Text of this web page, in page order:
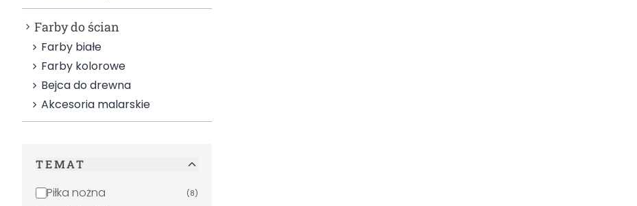
Farby do ścian
Farby białe
Farby kolorowe
Bejca do drewna
Akcesoria malarskie
TEMAT
Piłka nożna (8)